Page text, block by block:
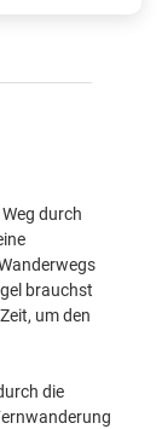
durch
brauchst
um den
die